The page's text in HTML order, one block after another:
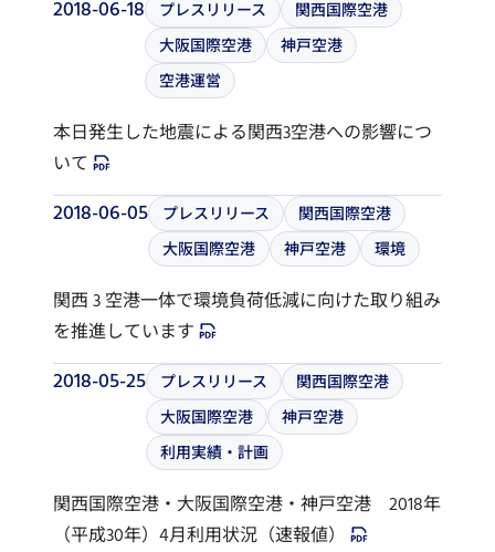
2018-06-18 プレスリリース
関西国際空港
大阪国際空港
神戸空港
空港運営
本日発生した地震による関西3空港への影響につ
いて
2018-06-05 プレスリリース
関西国際空港
大阪国際空港
神戸空港 環境
関西 3 空港一体で環境負荷低減に向けた取り組み
を推進しています
2018-05-25 プレスリリース
関西国際空港
大阪国際空港
神戸空港
利用実績・計画
関西国際空港・大阪国際空港・神戸空港 2018年
（平成30年）4月利用状況（速報値）